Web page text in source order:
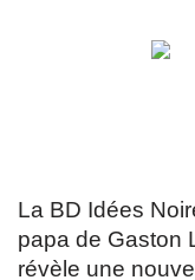
La BD Idées
papa de Gaston
révèle une